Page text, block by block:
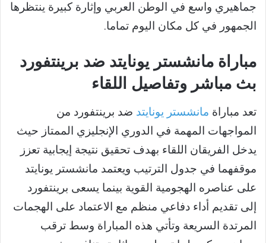
جماهيري واسع في الوطن العربي وإثارة كبيرة ينتظرها
الجمهور في كل مكان اليوم تماما.
مباراة مانشستر يونايتد ضد برينتفورد
بث مباشر وتفاصيل اللقاء
تعد مباراة مانشستر يونايتد ضد برينتفورد من
المواجهات المهمة في الدوري الإنجليزي الممتاز حيث
يدخل الفريقان اللقاء بهدف تحقيق نتيجة إيجابية تعزز
موقفهما في جدول الترتيب ويعتمد مانشستر يونايتد
على عناصره الهجومية القوية بينما يسعى برينتفورد
إلى تقديم أداء دفاعي منظم مع الاعتماد على الهجمات
المرتدة السريعة وتأتي هذه المباراة وسط ترقب